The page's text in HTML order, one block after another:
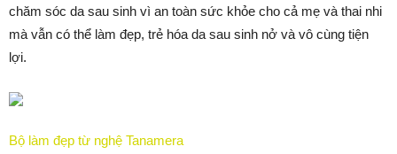
chăm sóc da sau sinh vì an toàn sức khỏe cho cả mẹ và thai nhi
mà vẫn có thể làm đẹp, trẻ hóa da sau sinh nở và vô cùng tiện
lợi.
Bộ làm đẹp từ nghệ Tanamera